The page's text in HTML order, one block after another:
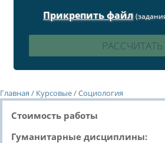
Прикрепить файл
Главная / Курсовые/Социология
Стоимость работы
Гуманитарные дисциплины: